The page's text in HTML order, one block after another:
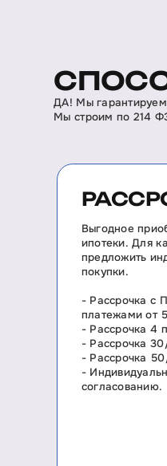
ДА! Мы
Мы строим по 214
Выгодное
ипотеки. Для
предложить
покупки.
- Рассрочка с
платежами от
- Рассрочка 4
- Рассрочка
- Рассрочка
-
согласованию.